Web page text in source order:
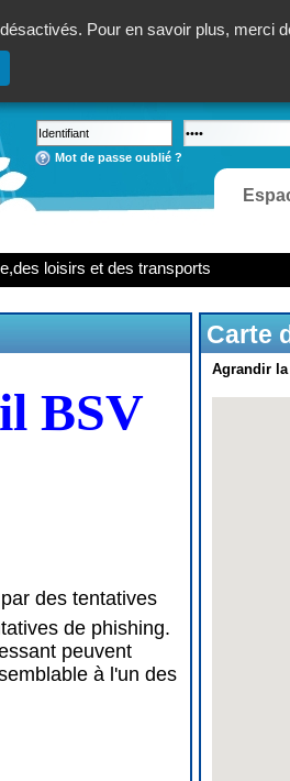
Pour en savoir plus, merci
Mot de passe oublié ?
loisirs et des transports
BSV
des tentatives
de phishing.
peuvent
à l'un des
Carte
Agrandir la